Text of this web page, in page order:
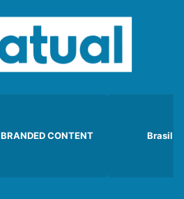
BRANDED CONTENT Brasil